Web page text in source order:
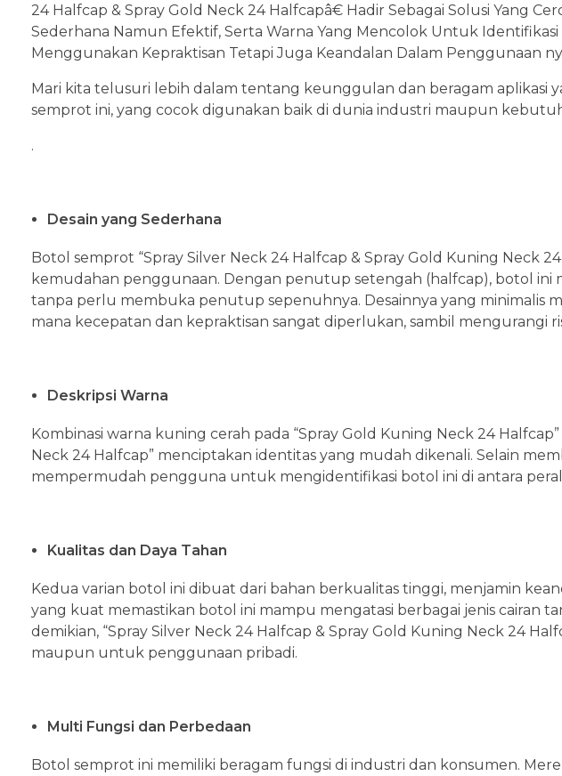
24 Halfcap & Spray Gold Neck 24 Halfcapâ€ Hadir Sebagai Solusi Yang
Sederhana Namun Efektif, Serta Warna Yang Mencolok Untuk Identifikasi
Menggunakan Kepraktisan Tetapi Juga Keandalan Dalam Penggunaan
Mari kita telusuri lebih dalam tentang keunggulan dan beragam aplikasi
semprot ini, yang cocok digunakan baik di dunia industri maupun
.
Desain yang Sederhana
Botol semprot “Spray Silver Neck 24 Halfcap & Spray Gold Kuning Neck
kemudahan penggunaan. Dengan penutup setengah (halfcap), botol ini
tanpa perlu membuka penutup sepenuhnya. Desainnya yang minimalis
mana kecepatan dan kepraktisan sangat diperlukan, sambil mengurangi
Deskripsi Warna
Kombinasi warna kuning cerah pada “Spray Gold Kuning Neck 24
Neck 24 Halfcap” menciptakan identitas yang mudah dikenali. Selain
mempermudah pengguna untuk mengidentifikasi botol ini di antara
Kualitas dan Daya Tahan
Kedua varian botol ini dibuat dari bahan berkualitas tinggi, menjamin
yang kuat memastikan botol ini mampu mengatasi berbagai jenis cairan
demikian, “Spray Silver Neck 24 Halfcap & Spray Gold Kuning Neck 24
maupun untuk penggunaan pribadi.
Multi Fungsi dan Perbedaan
Botol semprot ini memiliki beragam fungsi di industri dan konsumen.